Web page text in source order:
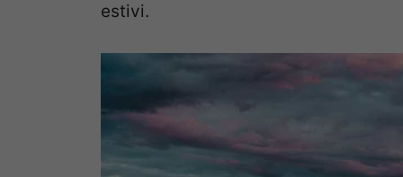
estivi.